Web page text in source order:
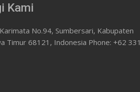
Kami
No.94, Sumbersari, Kabupaten
Timur 68121, Indonesia Phone: +62 331